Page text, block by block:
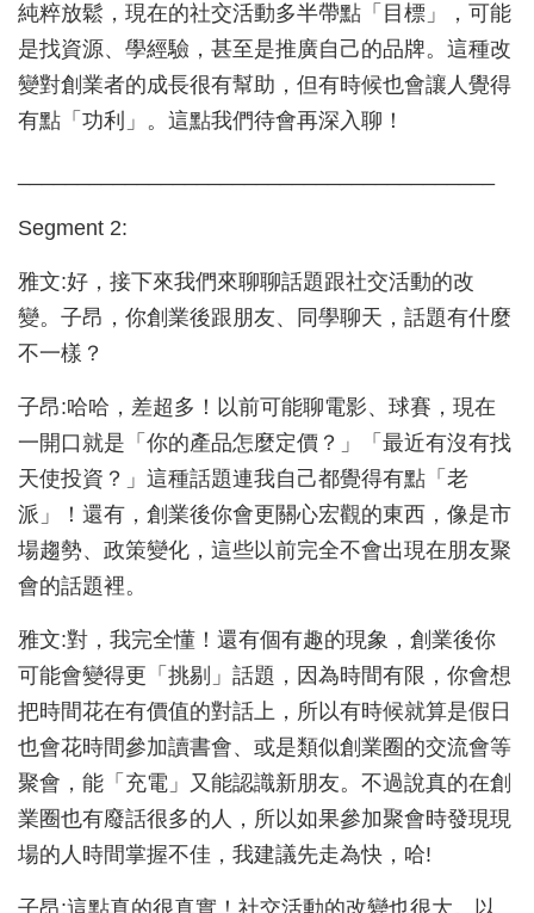
純粹放鬆，現在的社交活動多半帶點「目標」，可能
是找資源、學經驗，甚至是推廣自己的品牌。這種改
變對創業者的成長很有幫助，但有時候也會讓人覺得
有點「功利」。這點我們待會再深入聊！
Segment 2:
雅文:好，接下來我們來聊聊話題跟社交活動的改
變。子昂，你創業後跟朋友、同學聊天，話題有什麼
不一樣？
子昂:哈哈，差超多！以前可能聊電影、球賽，現在
一開口就是「你的產品怎麼定價？」「最近有沒有找
天使投資？」這種話題連我自己都覺得有點「老
派」！還有，創業後你會更關心宏觀的東西，像是市
場趨勢、政策變化，這些以前完全不會出現在朋友聚
會的話題裡。
雅文:對，我完全懂！還有個有趣的現象，創業後你
可能會變得更「挑剔」話題，因為時間有限，你會想
把時間花在有價值的對話上，所以有時候就算是假日
也會花時間參加讀書會、或是類似創業圈的交流會等
聚會，能「充電」又能認識新朋友。不過說真的在創
業圈也有廢話很多的人，所以如果參加聚會時發現現
場的人時間掌握不佳，我建議先走為快，哈!